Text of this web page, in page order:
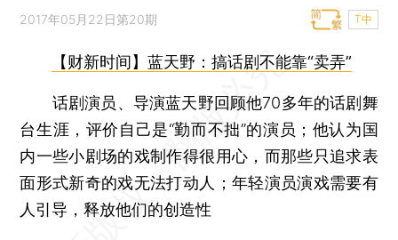
2017年05月22日第20期 T中
【财新时间】蓝天野：搞话剧不能靠“卖弄”
话剧演员、导演蓝天野回顾他70多年的话剧舞
台生涯，评价自己是“勤而不拙”的演员；他认为国
内一些小剧场的戏制作得很用心，而那些只追求表
面形式新奇的戏无法打动人；年轻演员演戏需要有
人引导，释放他们的创造性